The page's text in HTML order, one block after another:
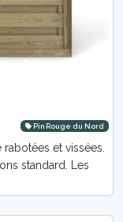
Pin Rouge du Nord
et vissées.
standard. Les